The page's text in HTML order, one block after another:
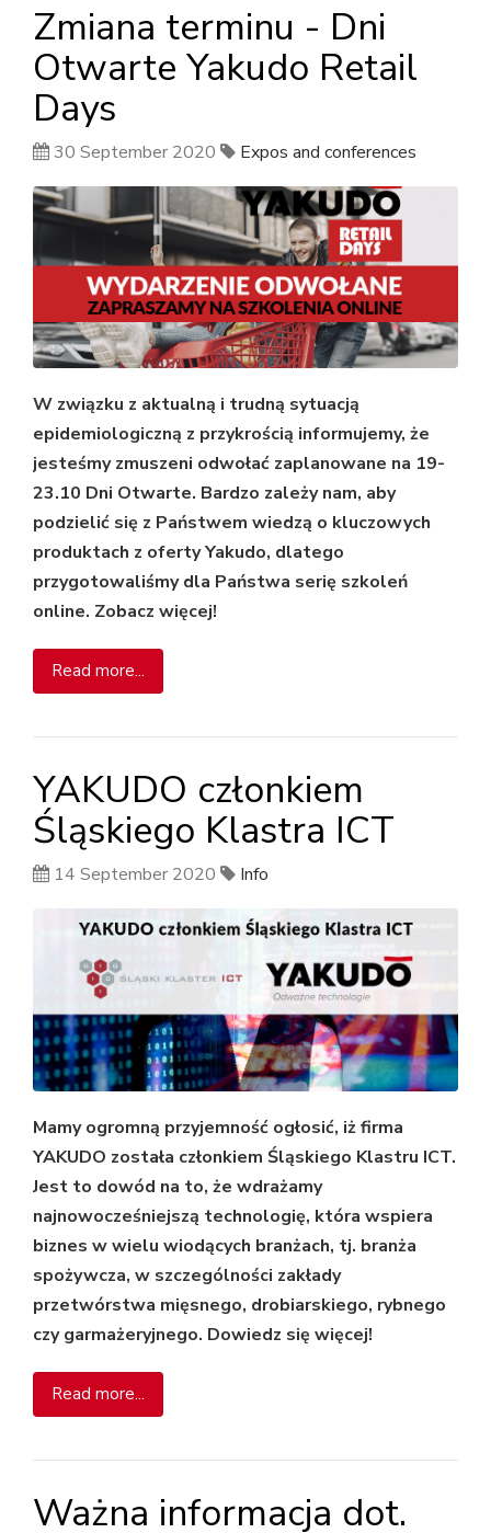
Zmiana terminu - Dni
Otwarte Yakudo Retail
Days
30 September 2020 Expos and conferences
W związku z aktualną i trudną sytuacją
epidemiologiczną z przykrością informujemy, że
jesteśmy zmuszeni odwołać zaplanowane na 19-
23.10 Dni Otwarte. Bardzo zależy nam, aby
podzielić się z Państwem wiedzą o kluczowych
produktach z oferty Yakudo, dlatego
przygotowaliśmy dla Państwa serię szkoleń
online. Zobacz więcej!
Read more...
YAKUDO członkiem
Śląskiego Klastra ICT
14 September 2020 Info
Mamy ogromną przyjemność ogłosić, iż firma
YAKUDO została członkiem Śląskiego Klastru ICT.
Jest to dowód na to, że wdrażamy
najnowocześniejszą technologię, która wspiera
biznes w wielu wiodących branżach, tj. branża
spożywcza, w szczególności zakłady
przetwórstwa mięsnego, drobiarskiego, rybnego
czy garmażeryjnego. Dowiedz się więcej!
Read more...
Ważna informacja dot.